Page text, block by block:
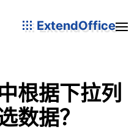
ExtendOffice
根据下拉列
数据？